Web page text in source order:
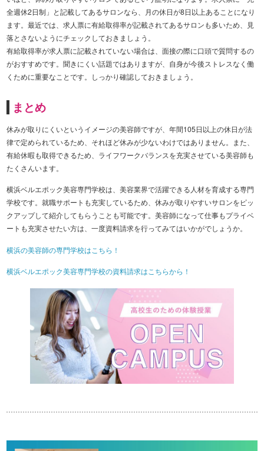
全週休2日制」と記載してあるサロンなら、月の休日が8日以上あることになり
ます。最近では、求人票に有給取得率が記載されてあるサロンも多いため、見
落とさないようにチェックしておきましょう。
有給取得率が求人票に記載されていない場合は、面接の際に口頭で質問するの
がおすすめです。聞きにくい話題ではありますが、自身が今後ストレスなく働
くために重要なことです。しっかり確認しておきましょう。
まとめ
休みが取りにくいというイメージの美容師ですが、年間105日以上の休日が法
律で定められているため、それほど休みが少ないわけではありません。また、
有給休暇も取得できるため、ライフワークバランスを充実させている美容師も
たくさんいます。
横浜ベルエポック美容専門学校は、美容業界で活躍できる人材を育成する専門
学校です。就職サポートも充実しているため、休みが取りやすいサロンをピッ
クアップして紹介してもらうことも可能です。美容師になって仕事もプライベ
ートも充実させたい方は、一度資料請求を行ってみてはいかがでしょうか。
横浜の美容師の専門学校はこちら！
横浜ベルエポック美容専門学校の資料請求はこちらから！